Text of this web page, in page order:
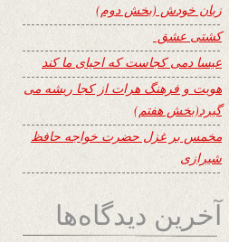
زبان خودش (بخش دوم)
کشتی عشق
عیسا دمی کجاست که احیای ما کند
هویت و فرهنگ هرات از کجا ریشه می
گیرد(بخش هفتم)
مخمس بر غزل حضرت خواجه حافظ
شیرازی
آخرین دیدگاه‌ها